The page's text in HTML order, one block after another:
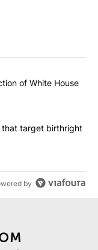
articles in the last
construction of
of White House
orders that
that target birthright
by